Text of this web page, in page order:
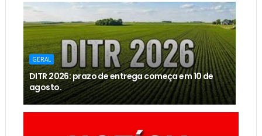
GERAL
DITR 2026: prazo de entrega começa em 10 de
agosto.